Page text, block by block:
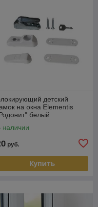
детский
на окна Elementis
белый
наличии
руб.
Купить